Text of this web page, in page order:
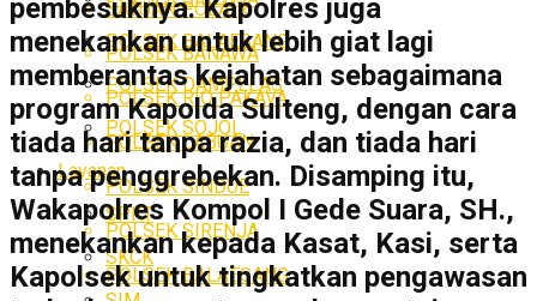
POLSEK BALAESANG
POLSEK DAMPELAS
POLSEK SOJOL
Layanan
SPKT
SKCK
SATUAN POLAIR
POLSEK BANAWA
POLSEK RIO PAKAVA
POLSEK LABUAN
POLSEK SINDUE
POLSEK SIRENJA
POLSEK BALAESANG
pembesuknya. Kapolres juga
menekankan untuk lebih giat lagi
memberantas kejahatan sebagaimana
program Kapolda Sulteng, dengan cara
tiada hari tanpa razia, dan tiada hari
tanpa penggrebekan. Disamping itu,
Wakapolres Kompol I Gede Suara, SH.,
menekankan kepada Kasat, Kasi, serta
Kapolsek untuk tingkatkan pengawasan